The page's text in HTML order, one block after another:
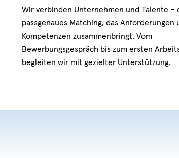
Wir verbinden Unternehmen und Talente –
passgenaues Matching, das Anforderungen
Kompetenzen zusammenbringt. Vom
Bewerbungsgespräch bis zum ersten
begleiten wir mit gezielter Unterstützung.